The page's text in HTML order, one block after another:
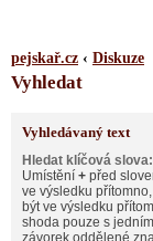
pejskař.cz ‹ Diskuze
Vyhledat
Vyhledávaný text
Hledat klíčová slova:
Umístění + před
ve výsledku
být ve výsledku
shoda pouze s